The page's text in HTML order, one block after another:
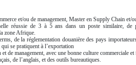
et/ou de management, Master en Supply Chain et/
réussie de 3 à 5 ans dans un poste similaire, de
zone Afrique.
de la réglementation douanière des pays
se pratiquent à l’exportation
et de management, avec une bonne culture commerciale et
de l’anglais, et des outils bureautiques.